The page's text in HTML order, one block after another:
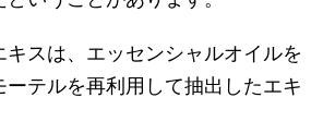
キスは、エッセンシャルオイルを
テルを再利用して抽出したエキ